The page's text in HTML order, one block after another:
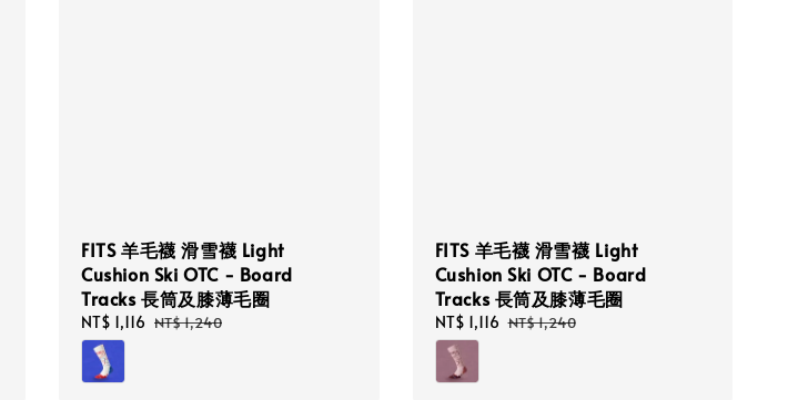
FITS 羊毛襪 滑雪襪 Light
Cushion Ski OTC - Board
Tracks 長筒及膝薄毛圈
Sale
price
NT$ 1,116 Regular
NT$ 1,240
FITS 羊毛襪 滑雪襪 Light
Cushion Ski OTC - Board
Tracks 長筒及膝薄毛圈
Sale
price
NT$ 1,116 Regular
NT$ 1,240